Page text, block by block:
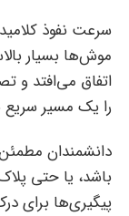
سرعت نفوذ
اتفاق می‌افتد و
را یک مسیر سریع
دانشمندان
باشد، یا حتی
پیگیری‌ها برای